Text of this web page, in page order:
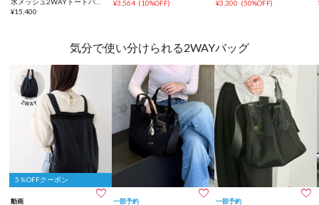
グ
¥15,400
ホルダー付き
¥3,564 (10%OFF) ¥3,300 (50%OFF)
気分で使い分けられる2WAYバッグ
5％OFFクーポン
動画  一部予約  一部予約 